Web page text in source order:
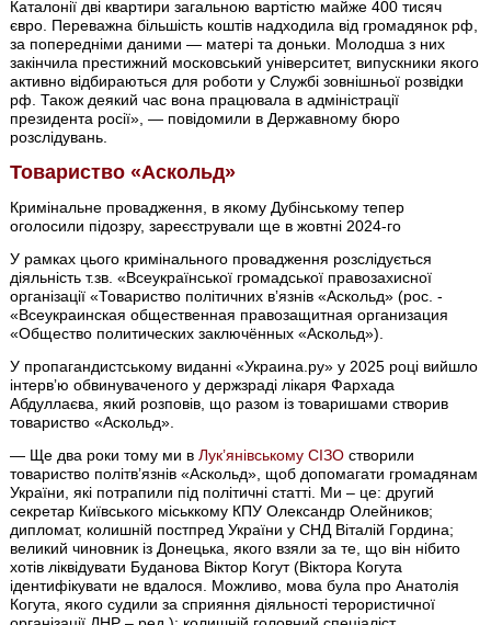
Каталонії дві квартири загальною вартістю майже 400 тисяч
євро. Переважна більшість коштів надходила від громадянок рф,
за попередніми даними — матері та доньки. Молодша з них
закінчила престижний московський університет, випускники якого
активно відбираються для роботи у Службі зовнішньої розвідки
рф. Також деякий час вона працювала в адміністрації
президента росії», — повідомили в Державному бюро
розслідувань.
Товариство «Аскольд»
Кримінальне провадження, в якому Дубінському тепер
оголосили підозру, зареєстрували ще в жовтні 2024-го
У рамках цього кримінального провадження розслідується
діяльність т.зв. «Всеукраїнської громадської правозахисної
організації «Товариство політичних вʼязнів «Аскольд» (рос. -
«Всеукраинская общественная правозащитная организация
«Общество политических заключённых «Аскольд»).
У пропагандистському виданні «Украина.ру» у 2025 році вийшло
інтервʼю обвинуваченого у держзраді лікаря Фархада
Абдуллаєва, який розповів, що разом із товаришами створив
товариство «Аскольд».
— Ще два роки тому ми вЛук’янівському СІЗО створили
товариство політв’язнів «Аскольд», щоб допомагати громадянам
України, які потрапили під політичні статті. Ми – це: другий
секретар Київського міськкому КПУ Олександр Олейников;
дипломат, колишній постпред України у СНД Віталій Гордина;
великий чиновник із Донецька, якого взяли за те, що він нібито
хотів ліквідувати Буданова Віктор Когут (Віктора Когута
ідентифікувати не вдалося. Можливо, мова була про Анатолія
Когута, якого судили за сприяння діяльності терористичної